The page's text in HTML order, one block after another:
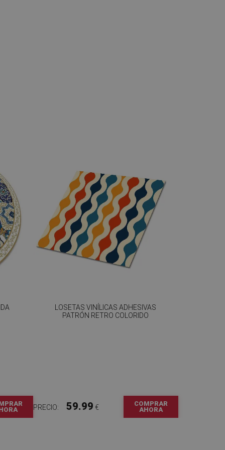
LOSETAS VINÍLICAS ADHESIVAS
PATRÓN RETRO COLORIDO
PRECIO: 59.99 €
COMPRAR
AHORA